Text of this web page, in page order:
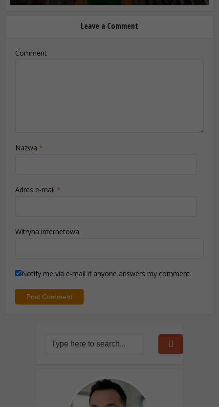
Leave a Comment
Comment
Nazwa*
Adres e-mail*
Witryna internetowa
Notify me via e-mail if anyone answers my comment.